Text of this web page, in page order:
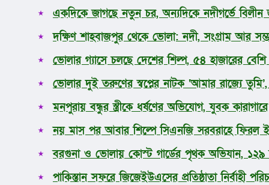
একদিকে জাগছে নতুন চর, অন্যদিকে নদীগর্ভে বিলীন
দক্ষিণ শাহবাজপুর থেকে ভোলা: নদী, সংগ্রাম আর
ভোলার গ্যাসে চলছে দেশের শিল্প, ৫৪ হাজারের
ভোলার দুই তরুণের স্বপ্নের নাটক ‘আমার রাজ্যে তুমি’,
মনপুরায় বন্ধুর স্ত্রীকে ধর্ষণের অভিযোগ, যুবক কারাগারে
নয় মাস পর আবার শিল্পে সিএনজি সরবরাহে ফিরল
বরগুনা ও ভোলায় কোস্ট গার্ডের পৃথক অভিযান,
পাকিস্তান সফরে জিজেইউএসের প্রতিষ্ঠাতা নির্বাহী